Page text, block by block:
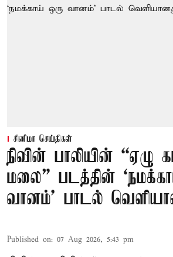
சினிமா செய்திகள்
நிவின் பாலியின் “ஏழு
மலை” படத்தின்
வானம்’ பாடல்
Published on: 07 Aug 2026, 5:43 pm